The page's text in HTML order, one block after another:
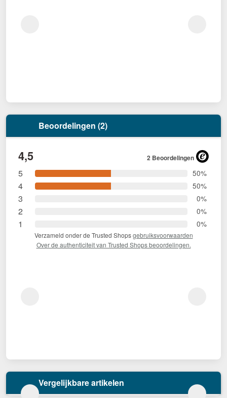
Beoordelingen (2)
4,5 2 Beoordelingen
5 50%
4 50%
3 0%
2 0%
1 0%
Verzameld onder de Trusted Shopsgebruiksvoorwaarden
Over de authenticiteit van Trusted Shops beoordelingen.
Vergelijkbare artikelen